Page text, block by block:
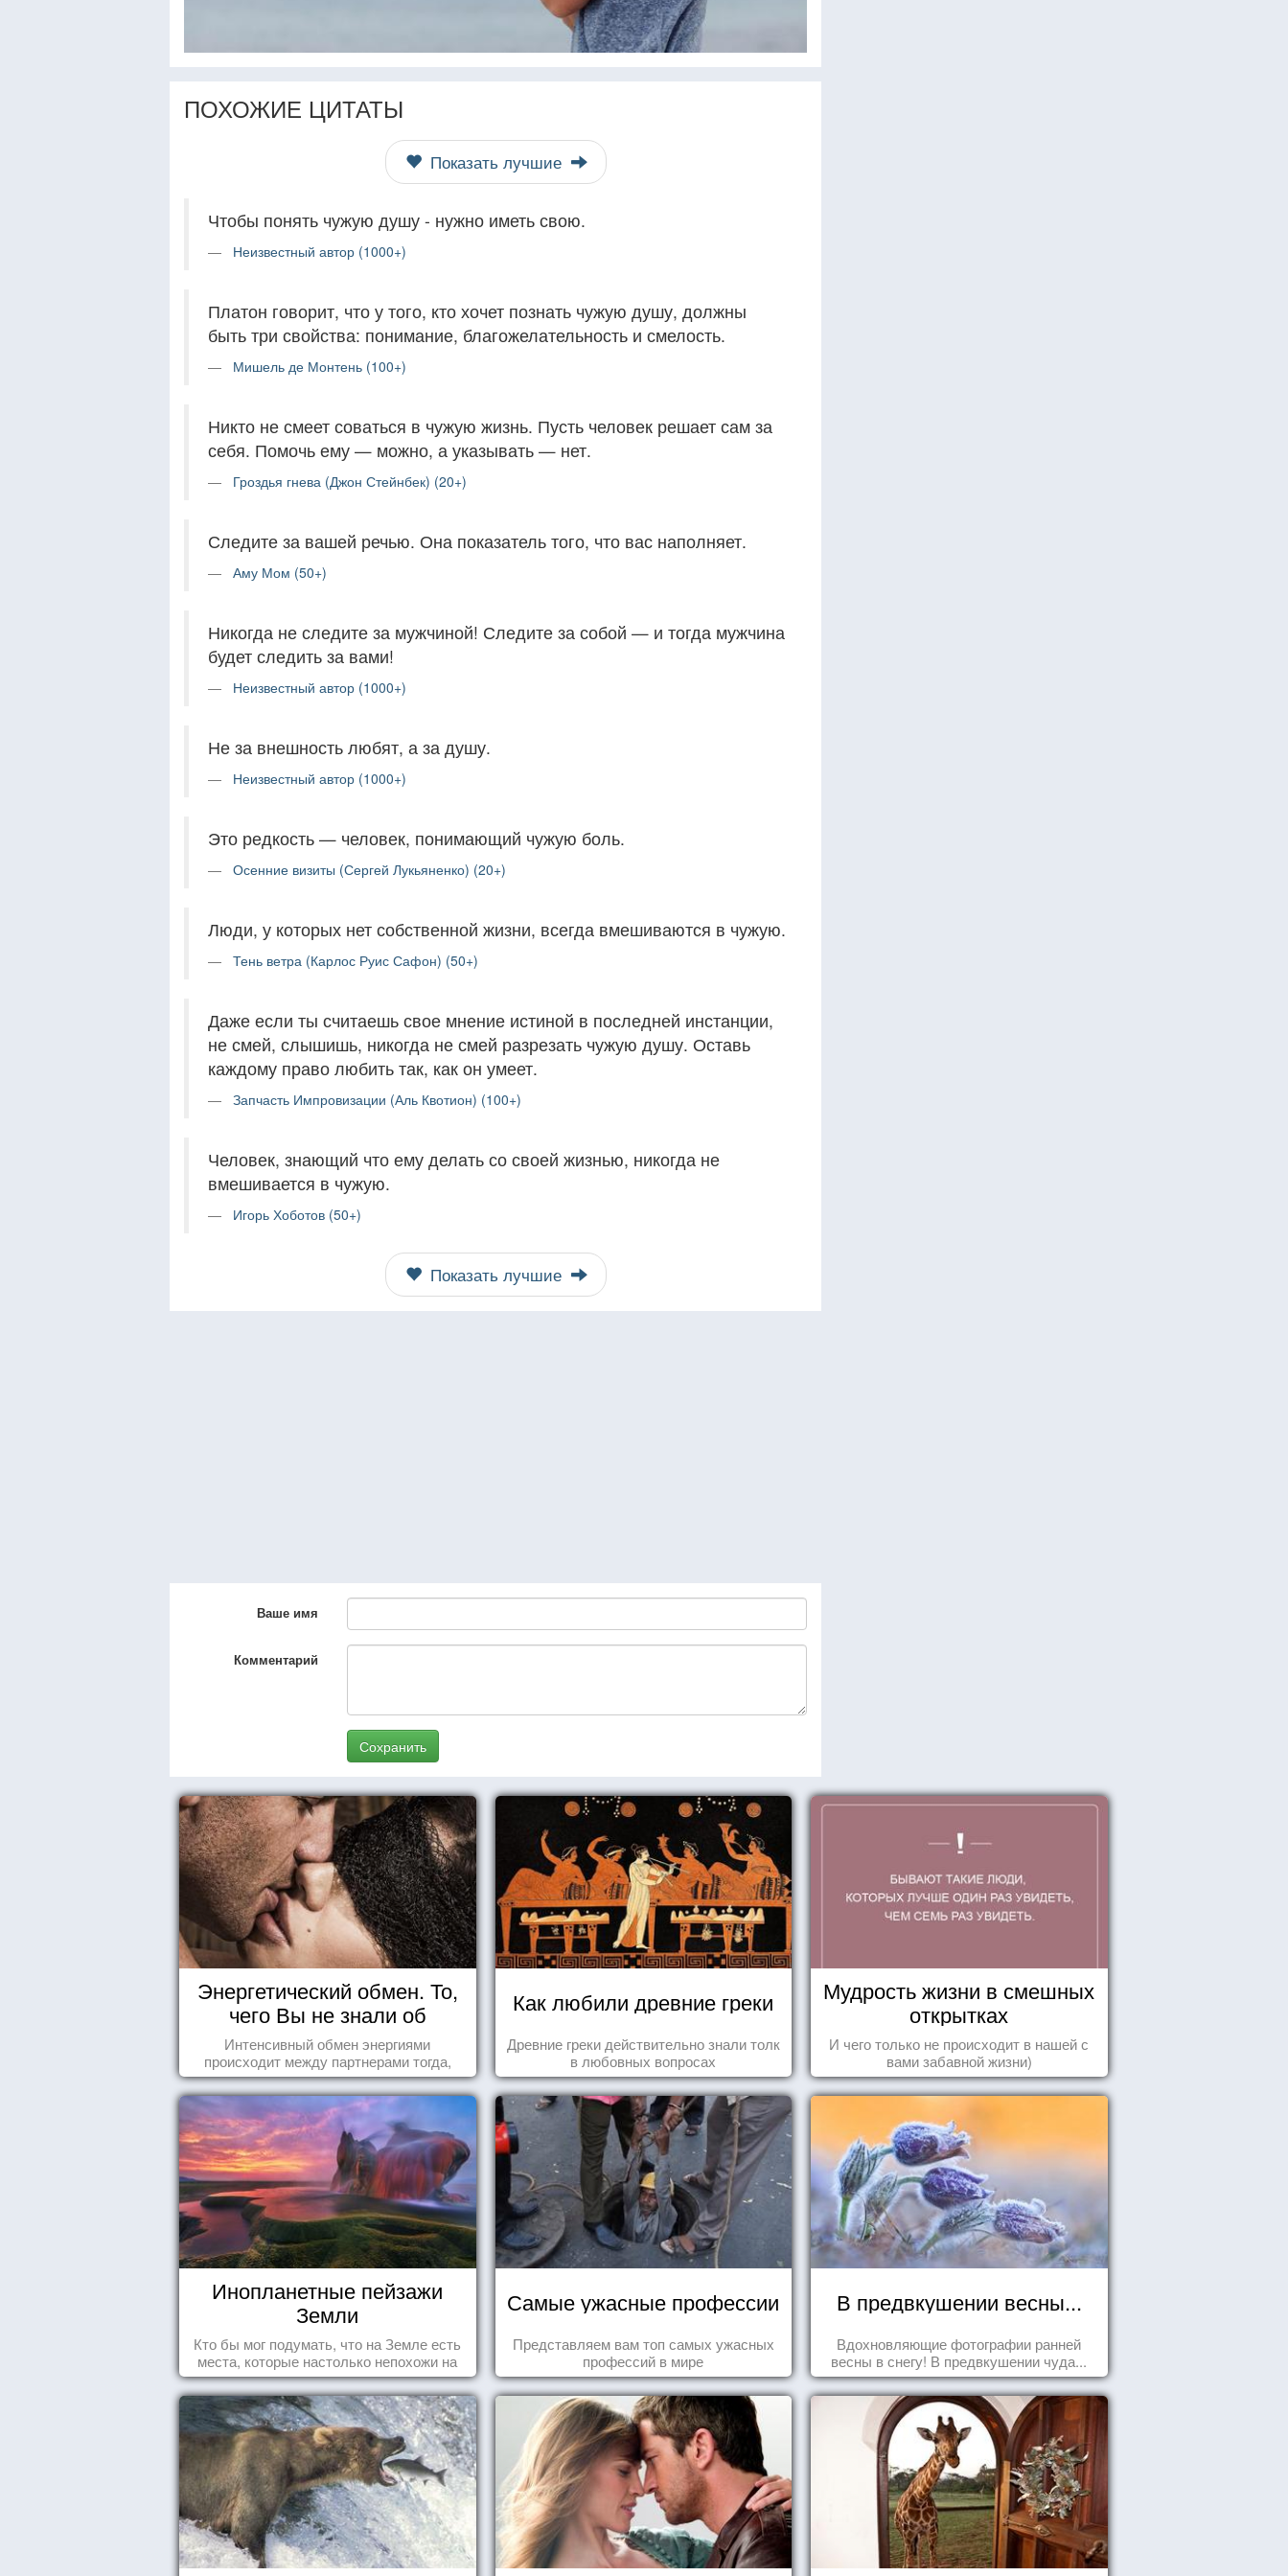
ПОХОЖИЕ ЦИТАТЫ
Показать лучшие
Чтобы понять чужую душу - нужно иметь свою.
Неизвестный автор (1000+)
Платон говорит, что у того, кто хочет познать чужую душу, должны
быть три свойства: понимание, благожелательность и смелость.
Мишель де Монтень (100+)
Никто не смеет соваться в чужую жизнь. Пусть человек решает сам за
себя. Помочь ему — можно, а указывать — нет.
Гроздья гнева (Джон Стейнбек) (20+)
Следите за вашей речью. Она показатель того, что вас наполняет.
Аму Мом (50+)
Никогда не следите за мужчиной! Следите за собой — и тогда мужчина
будет следить за вами!
Неизвестный автор (1000+)
Не за внешность любят, а за душу.
Неизвестный автор (1000+)
Это редкость — человек, понимающий чужую боль.
Осенние визиты (Сергей Лукьяненко) (20+)
Люди, у которых нет собственной жизни, всегда вмешиваются в чужую.
Тень ветра (Карлос Руис Сафон) (50+)
Даже если ты считаешь свое мнение истиной в последней инстанции,
не смей, слышишь, никогда не смей разрезать чужую душу. Оставь
каждому право любить так, как он умеет.
Запчасть Импровизации (Аль Квотион) (100+)
Человек, знающий что ему делать со своей жизнью, никогда не
вмешивается в чужую.
Игорь Хоботов (50+)
Показать лучшие
Ваше имя
Комментарий
Сохранить
Энергетический обмен. То,
чего Вы не знали об
отношениях
Интенсивный обмен энергиями
происходит между партнерами тогда,
когда они испытывают симпатию друг к
другу...
Как любили древние греки
Древние греки действительно знали толк
в любовных вопросах
Мудрость жизни в смешных
открытках
И чего только не происходит в нашей с
вами забавной жизни)
Инопланетные пейзажи
Земли
Кто бы мог подумать, что на Земле есть
места, которые настолько непохожи на
привычные для человечества пейзажи,
что кажутся и вовсе инопланетными!
Самые ужасные профессии
Представляем вам топ самых ужасных
профессий в мире
В предвкушении весны...
Вдохновляющие фотографии ранней
весны в снегу! В предвкушении чуда...